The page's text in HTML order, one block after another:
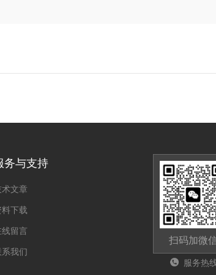
务与支持
术文章
料下载
线留言
系我们
扫码加微
服务热